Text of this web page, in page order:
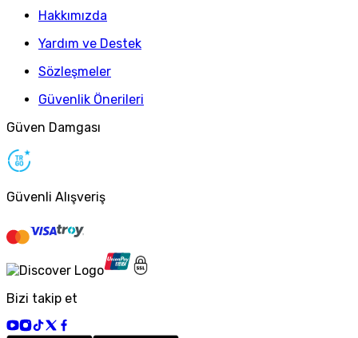
Hakkımızda
Yardım ve Destek
Sözleşmeler
Güvenlik Önerileri
Güven Damgası
Güvenli Alışveriş
Bizi takip et